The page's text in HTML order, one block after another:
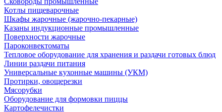
Котлы пищеварочные
Шкафы жарочные (жарочно-пекарные)
Казаны индукционные промышленные
Поверхности жарочные
Пароконвектоматы
Тепловое оборудование для хранения и раздачи готовых блюд
Линии раздачи питания
Универсальные кухонные машины (УКМ)
Протирки, овощерезки
Мясорубки
Оборудование для формовки пиццы
Картофелечистки